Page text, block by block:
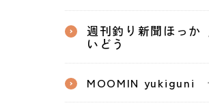
週刊釣り新聞ほっか
いどう
MOOMIN yukiguni